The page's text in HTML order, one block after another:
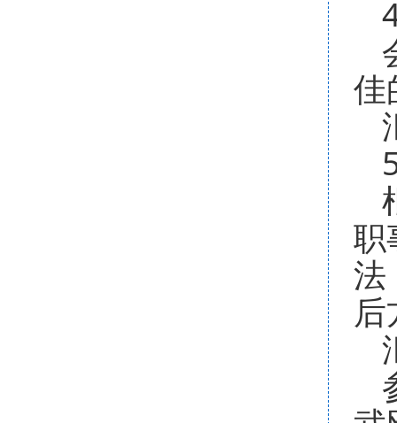
佳
职
法